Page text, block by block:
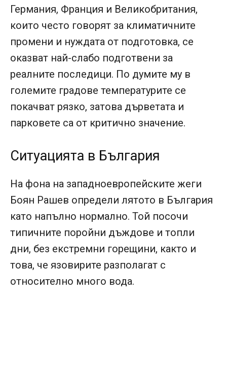
Германия, Франция и Великобритания,
които често говорят за климатичните
промени и нуждата от подготовка, се
оказват най-слабо подготвени за
реалните последици. По думите му в
големите градове температурите се
покачват рязко, затова дърветата и
парковете са от критично значение.
Ситуацията в България
На фона на западноевропейските жеги
Боян Рашев определи лятото в България
като напълно нормално. Той посочи
типичните поройни дъждове и топли
дни, без екстремни горещини, както и
това, че язовирите разполагат с
относително много вода.